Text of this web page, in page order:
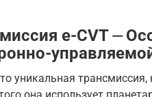
e-CVT ⏤
уникальная
она использует